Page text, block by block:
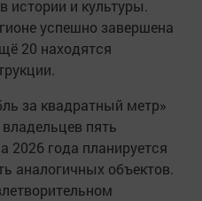
истории и культуры.
успешно завершена
20 находятся
за квадратный метр»
пять
2026 года планируется
аналогичных объектов.